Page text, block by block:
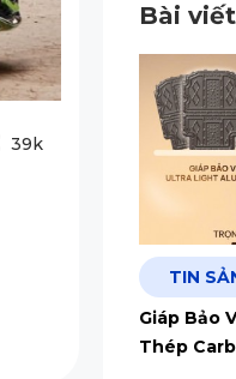
39k
Bài
TIN
Giáp Bảo
Thép